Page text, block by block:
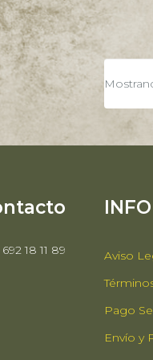
18 11 89
Aviso
Pago
Envío y